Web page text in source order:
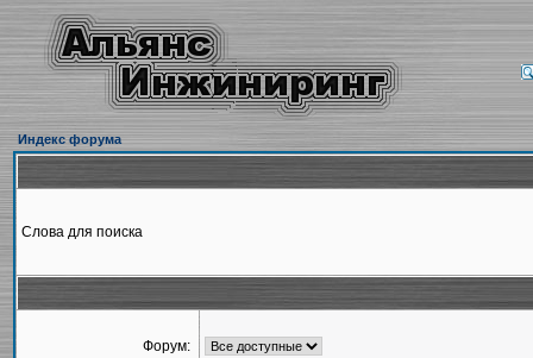
Индекс форума
Слова для поиска
Форум: